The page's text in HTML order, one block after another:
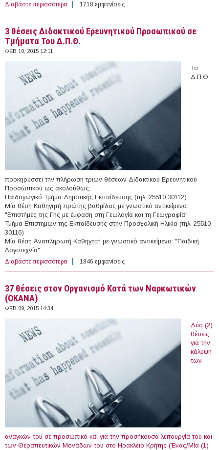
Διαβάστε περισσότερα για Μία θέση Διδακτικού Ερευνητικού προσωπικού στο
Τμήμα Νομικής του Δ.Π.Θ.
1718 εμφανίσεις
3 θέσεις Διδακτικού Ερευνητικού Προσωπικού σε
Τμήματα Του Δ.Π.Θ.
ΦΕΒ 10, 2015 12:11
Το
Δ.Π.Θ.
προκηρύσσει την πλήρωση τριών θέσεων Διδακτικού Ερευνητικού
Προσωπικού ως ακολούθως:
Παιδαγωγικό Τμήμα Δημοτικής Εκπαίδευσης (τηλ. 25510 30112)
Μία θέση Καθηγητή πρώτης βαθμίδας με γνωστικό αντικείμενο:
"Επιστήμες της Γης με έμφαση στη Γεωλογία και τη Γεωγραφία"
Τμήμα Επιστημών της Εκπαίδευσης στην Προσχολική Ηλικία (τηλ. 25510
30116)
Μία θέση Αναπληρωτή Καθηγητή με γνωστικό αντικείμενο: "Παιδική
Λογοτεχνία"
Διαβάστε περισσότερα για 3 θέσεις Διδακτικού Ερευνητικού Προσωπικού σε
Τμήματα Του Δ.Π.Θ.
1846 εμφανίσεις
37 θέσεις στον Οργανισμό Κατά των Ναρκωτικών
(ΟΚΑΝΑ)
ΦΕΒ 09, 2015 14:34
Δύο (2)
θέσεις
για την
κάλυψη
των
αναγκών του σε προσωπικό και για την προσήκουσα λειτουργία του και
των Θεραπευτικών Μονάδων του στο Ηράκλειο Κρήτης (Ένας/Μία (1)